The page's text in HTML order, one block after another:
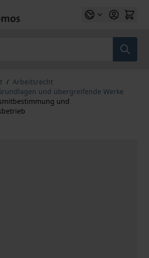
/ Arbeitsrecht
und übergreifende Werke
und